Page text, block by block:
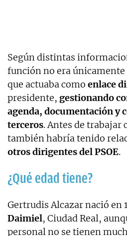
Según distintas
función no era
que actuaba como enlace
presidente, gestionando
agenda, documentación y
terceros. Antes de trabajar
también habría tenido
otros dirigentes del PSOE.
¿Qué edad tiene?
Gertrudis Alcazar nació en
Daimiel, Ciudad Real,
personal no se tienen